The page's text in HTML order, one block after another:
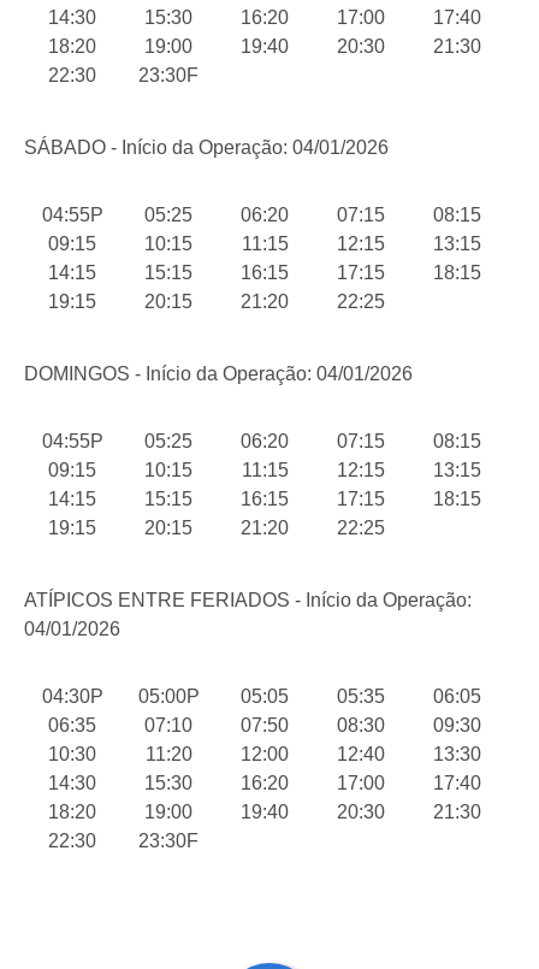
14:30 15:30 16:20 17:00
17:40
18:20
19:00 19:40 20:30
21:30
22:30
23:30F
SÁBADO - Início da Operação: 04/01/2026
04:55P 05:25 06:20 07:15
08:15
09:15
10:15 11:15 12:15
13:15
14:15
15:15 16:15 17:15
18:15
19:15
20:15 21:20 22:25
DOMINGOS - Início da Operação: 04/01/2026
04:55P 05:25 06:20 07:15
08:15
09:15
10:15 11:15 12:15
13:15
14:15
15:15 16:15 17:15
18:15
19:15
20:15 21:20 22:25
ATÍPICOS ENTRE FERIADOS - Início da Operação:
04/01/2026
04:30P 05:00P 05:05 05:35
06:05
06:35
07:10 07:50 08:30
09:30
10:30
11:20 12:00 12:40
13:30
14:30
15:30 16:20 17:00
17:40
18:20
19:00 19:40 20:30
21:30
22:30
23:30F